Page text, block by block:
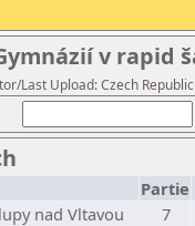
v
Last Upload: Czech
Partie
nad Vltavou
7